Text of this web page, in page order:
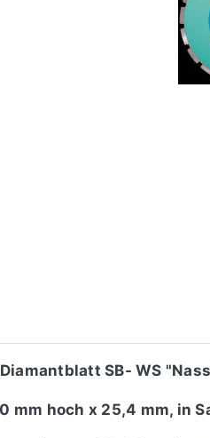
Diamantblatt SB- WS
mm hoch x 25,4 mm, in